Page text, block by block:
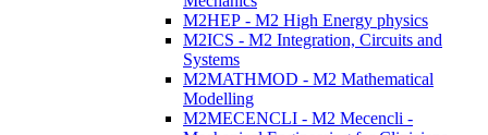
M2HEP - M2 High Energy physics
M2ICS - M2 Integration, Circuits and
Systems
M2MATHMOD - M2 Mathematical
Modelling
M2MECENCLI - M2 Mecencli -